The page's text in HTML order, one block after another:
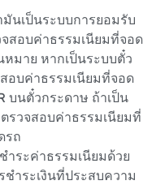
นเป็นระบบการยอมรับ
สอบค่าธรรมเนียมที่จอด
มาย หากเป็นระบบตั๋ว
อบค่าธรรมเนียมที่จอด
บนตั๋วกระดาษ ถ้าเป็น
รวจสอบค่าธรรมเนียมที่
รถ
ำระค่าธรรมเนียมด้วย
ชำระเงินที่ประสบความ